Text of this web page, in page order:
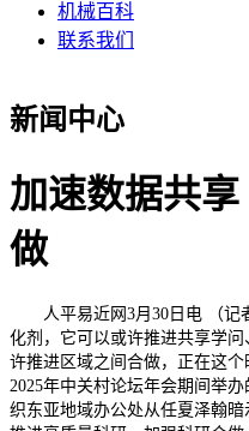
机械百科
联系我们
新闻中心
加速数据共
做
人平易近网3月30日电 （记
化剂，它可以或许推进共享学
许推进区域之间合做，正在这
2025年中关村论坛年会期间举
织东亚地域办公处从任夏泽翰